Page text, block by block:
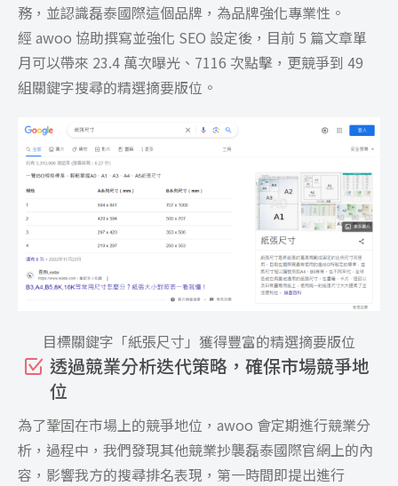
務，並認識磊泰國際這個品牌，為品牌強化專業性。
經 awoo 協助撰寫並強化 SEO 設定後，目前 5 篇文章單
月可以帶來 23.4 萬次曝光、7116 次點擊，更競爭到 49
組關鍵字搜尋的精選摘要版位。
目標關鍵字「紙張尺寸」獲得豐富的精選摘要版位
透過競業分析迭代策略，確保市場競爭地
位
為了鞏固在市場上的競爭地位，awoo 會定期進行競業分
析，過程中，我們發現其他競業抄襲磊泰國際官網上的內
容，影響我方的搜尋排名表現，第一時間即提出進行